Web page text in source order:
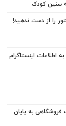
سنین کودک
را از دست ندهید!
فروشگاهی به پایان